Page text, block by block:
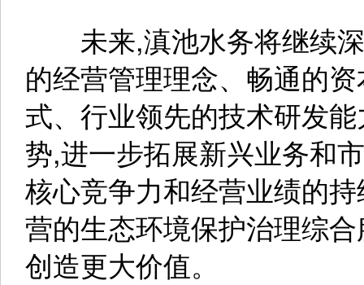
未来,滇池水务将继续深
的经营管理理念、畅通的
式、行业领先的技术研发
势,进一步拓展新兴业务和
核心竞争力和经营业绩的
营的生态环境保护治理综
创造更大价值。